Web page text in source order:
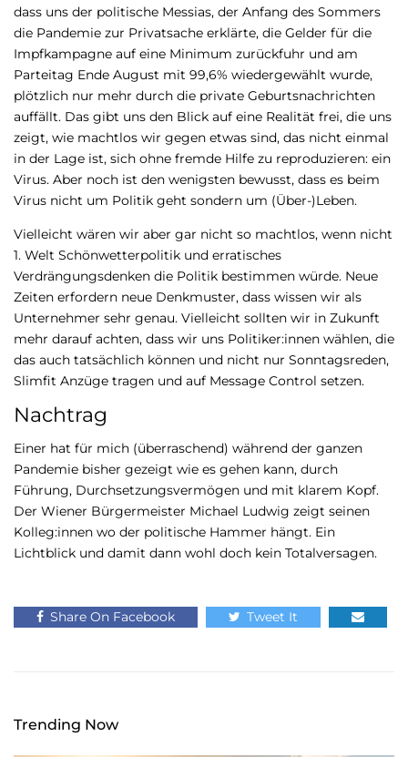
dass uns der politische Messias, der Anfang des Sommers
die Pandemie zur Privatsache erklärte, die Gelder für die
Impfkampagne auf eine Minimum zurückfuhr und am
Parteitag Ende August mit 99,6% wiedergewählt wurde,
plötzlich nur mehr durch die private Geburtsnachrichten
auffällt. Das gibt uns den Blick auf eine Realität frei, die uns
zeigt, wie machtlos wir gegen etwas sind, das nicht einmal
in der Lage ist, sich ohne fremde Hilfe zu reproduzieren: ein
Virus. Aber noch ist den wenigsten bewusst, dass es beim
Virus nicht um Politik geht sondern um (Über-)Leben.
Vielleicht wären wir aber gar nicht so machtlos, wenn nicht
1. Welt Schönwetterpolitik und erratisches
Verdrängungsdenken die Politik bestimmen würde. Neue
Zeiten erfordern neue Denkmuster, dass wissen wir als
Unternehmer sehr genau. Vielleicht sollten wir in Zukunft
mehr darauf achten, dass wir uns Politiker:innen wählen, die
das auch tatsächlich können und nicht nur Sonntagsreden,
Slimfit Anzüge tragen und auf Message Control setzen.
Nachtrag
Einer hat für mich (überraschend) während der ganzen
Pandemie bisher gezeigt wie es gehen kann, durch
Führung, Durchsetzungsvermögen und mit klarem Kopf.
Der Wiener Bürgermeister Michael Ludwig zeigt seinen
Kolleg:innen wo der politische Hammer hängt. Ein
Lichtblick und damit dann wohl doch kein Totalversagen.
Share On Facebook Tweet It
Trending Now